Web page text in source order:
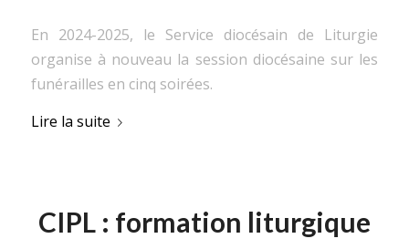
En 2024-2025, le Service diocésain de Liturgie
organise à nouveau la session diocésaine sur les
funérailles en cinq soirées.
Lire la suite
CIPL : formation liturgique